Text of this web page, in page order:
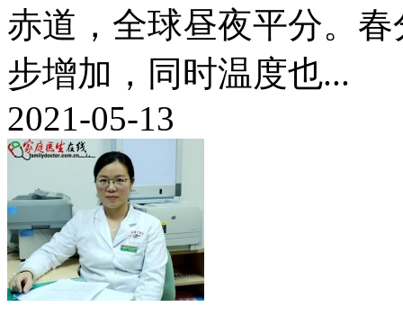
赤道，全球昼夜平分。
步增加，同时温度也...
2021-05-13